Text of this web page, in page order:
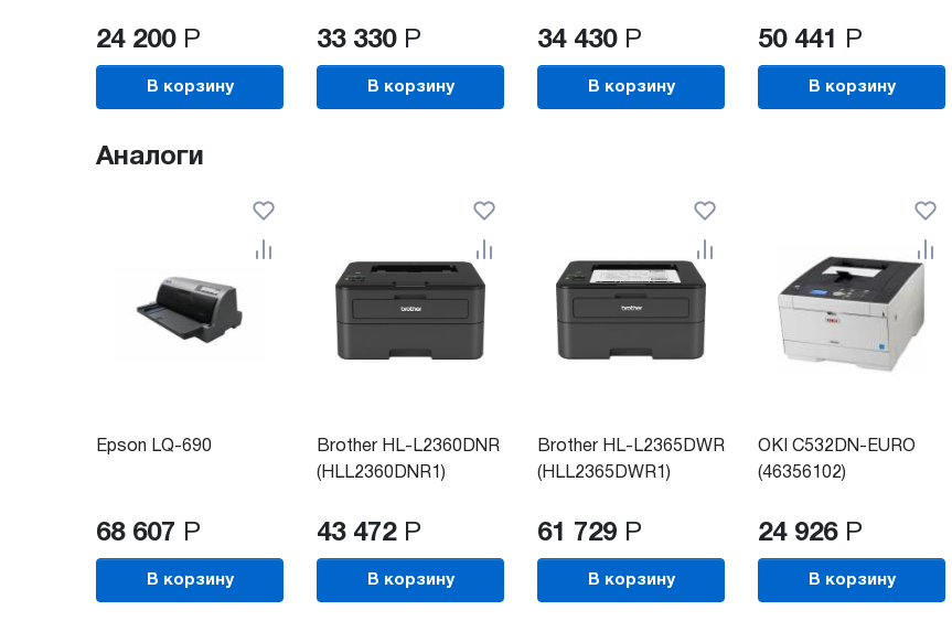
24 200 Р
В корзину
33 330 Р
В корзину
34 430 Р
В корзину
50 441 Р
В корзину
Аналоги
Epson LQ-690
68 607 Р
В корзину
Brother HL-L2360DNR
(HLL2360DNR1)
43 472 Р
В корзину
Brother HL-L2365DWR
(HLL2365DWR1)
61 729 Р
В корзину
OKI C532DN-EURO
(46356102)
24 926 Р
В корзину